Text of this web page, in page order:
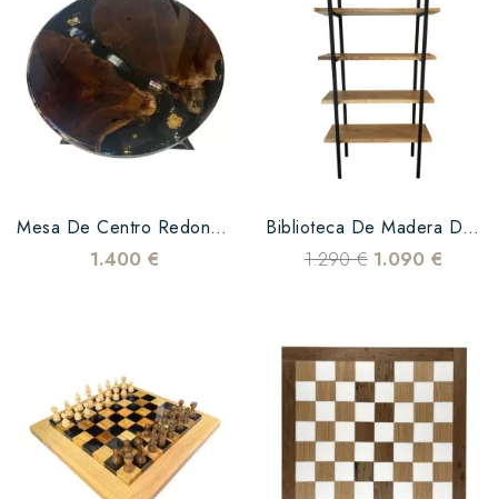
Mesa De Centro Redonda De Madera Y Resina Epoxi Negra – 60 Cm – Pieza Única
1.400 €
Biblioteca De Madera De Roble Y Estructura De Acero
1.290 € 1.090 €